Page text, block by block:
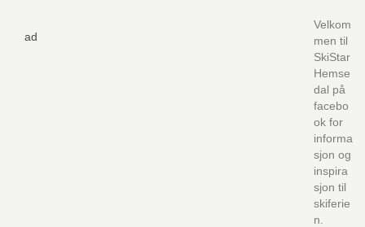
ad
Velkom
men til
SkiStar
Hemse
dal på
facebo
ok for
informa
sjon og
inspira
sjon til
skiferie
n.